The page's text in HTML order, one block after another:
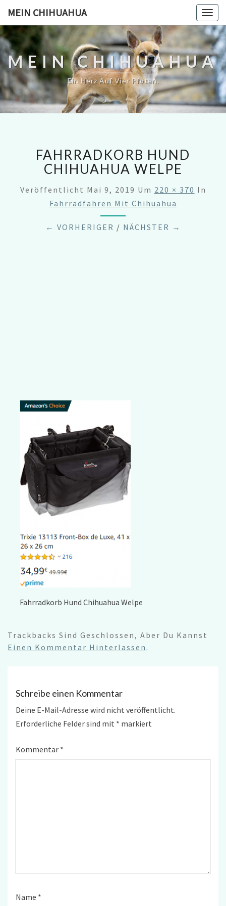
MEIN CHIHUAHUA
MEIN CHIHUAHUA
Ein Herz Auf Vier Pfoten.
FAHRRADKORB HUND
CHIHUAHUA WELPE
Veröffentlicht Mai 9, 2019 Um 220 × 370 In
Fahrradfahren Mit Chihuahua
← VORHERIGER / NÄCHSTER →
Fahrradkorb Hund Chihuahua Welpe
Trackbacks Sind Geschlossen, Aber Du Kannst
Einen Kommentar Hinterlassen .
Schreibe einen Kommentar
Deine E-Mail-Adresse wird nicht veröffentlicht.
Erforderliche Felder sind mit * markiert
Kommentar *
Name *